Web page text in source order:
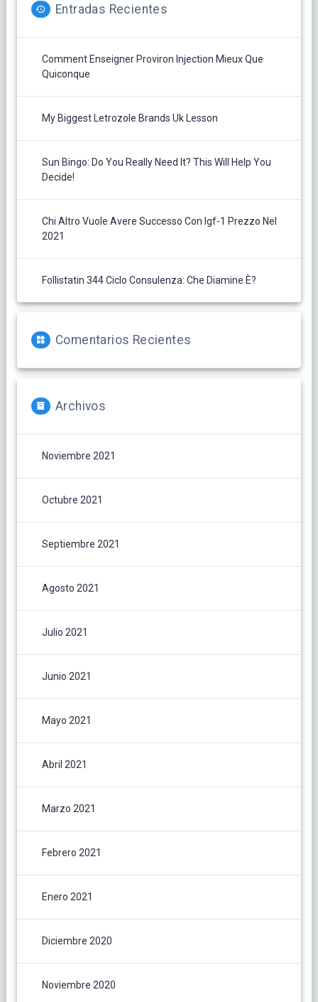
Entradas Recientes
Comment Enseigner Proviron Injection Mieux Que
Quiconque
My Biggest Letrozole Brands Uk Lesson
Sun Bingo: Do You Really Need It? This Will Help You
Decide!
Chi Altro Vuole Avere Successo Con Igf-1 Prezzo Nel
2021
Follistatin 344 Ciclo Consulenza: Che Diamine È?
Comentarios Recientes
Archivos
Noviembre 2021
Octubre 2021
Septiembre 2021
Agosto 2021
Julio 2021
Junio 2021
Mayo 2021
Abril 2021
Marzo 2021
Febrero 2021
Enero 2021
Diciembre 2020
Noviembre 2020